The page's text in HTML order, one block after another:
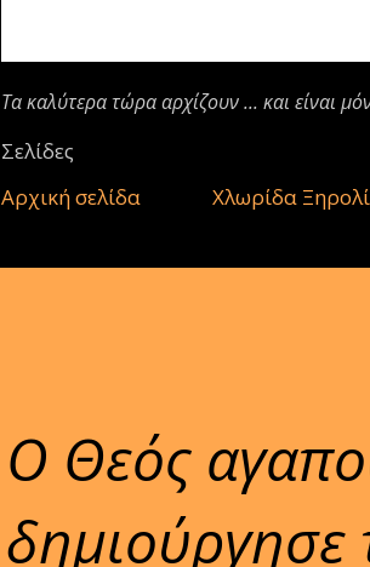
Τα καλύτερα τώρα αρχίζουν ... και είναι
Σελίδες
Αρχική σελίδα
Χλωρίδα
Ο Θεός